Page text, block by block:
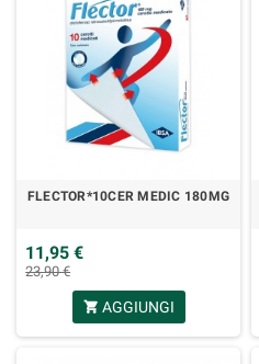
FLECTOR*10CER MEDIC 180MG
11,95 €
23,90 €
shopping_cart AGGIUNGI